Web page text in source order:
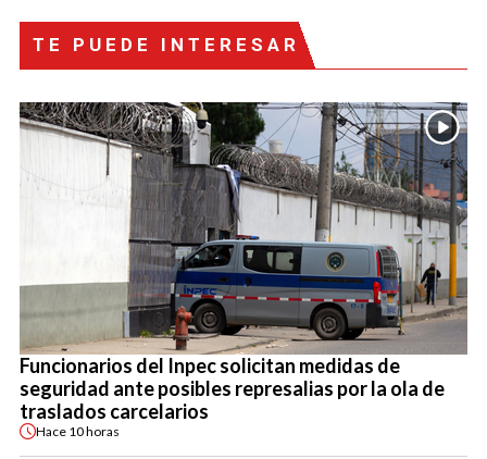
TE PUEDE INTERESAR
Funcionarios del Inpec solicitan medidas de
seguridad ante posibles represalias por la ola de
traslados carcelarios
Hace 10 horas